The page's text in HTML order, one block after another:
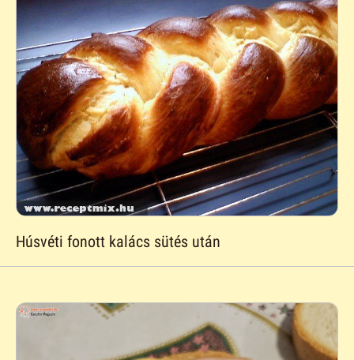
Húsvéti fonott kalács sütés után